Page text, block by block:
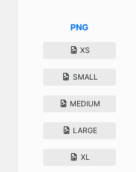
PNG
XS
SMALL
MEDIUM
LARGE
XL